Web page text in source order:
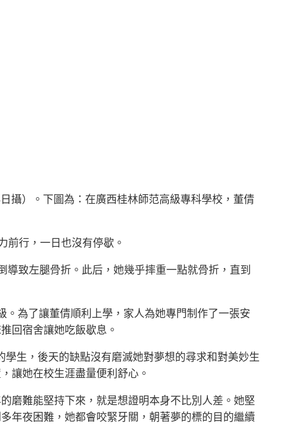
攝）。下圖為：在廣西桂林師范高級專科學校，董倩
行，一日也沒有停歇。
致左腿骨折。此后，她幾乎摔重一點就骨折，直到
。為了讓董倩順利上學，家人為她專門制作了一張安
回宿舍讓她吃飯歇息。
生，後天的缺點沒有磨滅她對夢想的尋求和對美妙生
讓她在校生涯盡量便利舒心。
磨難能堅持下來，就是想證明本身不比別人差。她堅
年夜困難，她都會咬緊牙關，朝著夢的標的目的繼續